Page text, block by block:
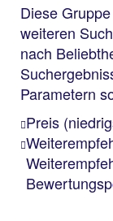
Diese
weiteren
nach
Parametern
Preis